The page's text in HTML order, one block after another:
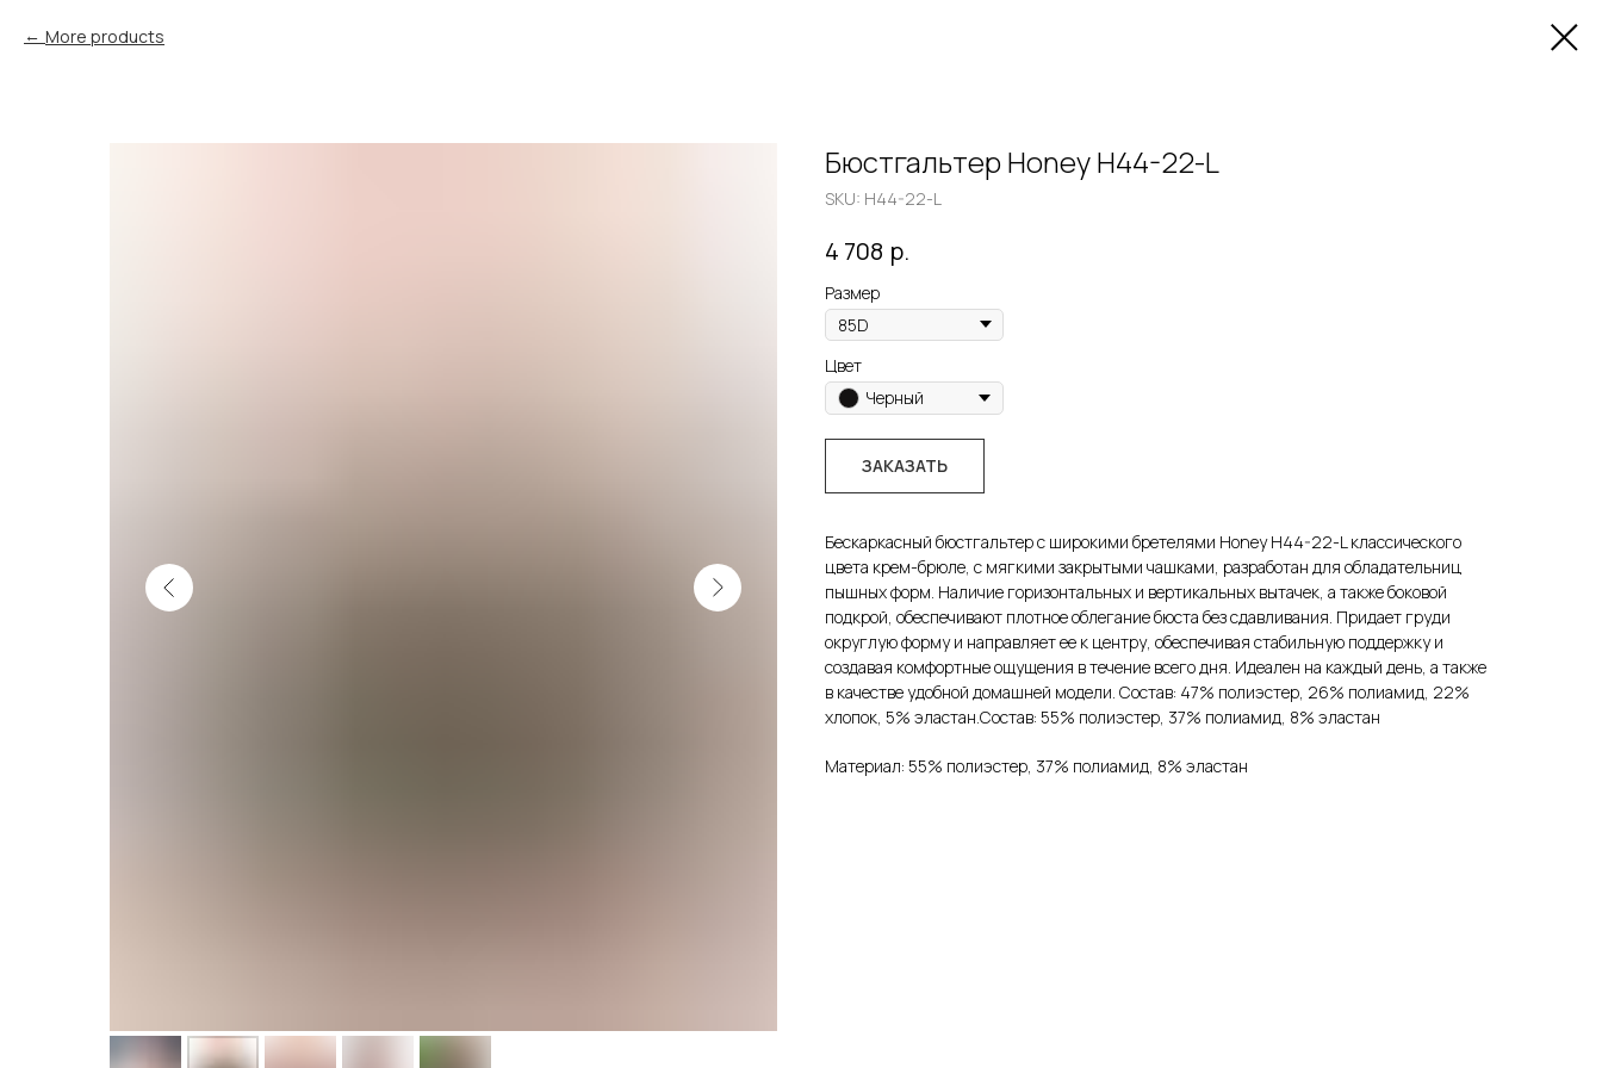
More products
Бюстгальтер Honey H44-22-L
SKU: H44-22-L
4 708 р.
Размер
Цвет
Черный
ЗАКАЗАТЬ
Бескаркасный бюстгальтер с широкими бретелями Honey H44-22-L классического
цвета крем-брюле, с мягкими закрытыми чашками, разработан для обладательниц
пышных форм. Наличие горизонтальных и вертикальных вытачек, а также боковой
подкрой, обеспечивают плотное облегание бюста без сдавливания. Придает груди
округлую форму и направляет ее к центру, обеспечивая стабильную поддержку и
создавая комфортные ощущения в течение всего дня. Идеален на каждый день, а также
в качестве удобной домашней модели. Состав: 47% полиэстер, 26% полиамид, 22%
хлопок, 5% эластан.Состав: 55% полиэстер, 37% полиамид, 8% эластан
Материал: 55% полиэстер, 37% полиамид, 8% эластан